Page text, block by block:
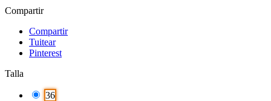
Compartir
Compartir
Tuitear
Pinterest
Talla
36